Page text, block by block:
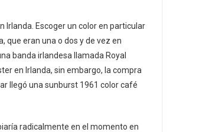
Irlanda. Escoger un color en particular
que eran una o dos y de vez en
banda irlandesa llamada Royal
en Irlanda, sin embargo, la compra
llegó una sunburst 1961 color café
radicalmente en el momento en